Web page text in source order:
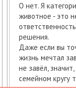
О нет. Я
животное - это
решения.
Даже если вы
жизнь мечтал
не завёл,
семейном кругу
всегда.